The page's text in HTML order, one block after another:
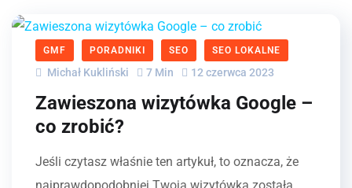
GMF PORADNIKI SEO SEO LOKALNE
Michał Kukliński 7 Min 12 czerwca 2023
Zawieszona wizytówka Google –
co zrobić?
Jeśli czytasz właśnie ten artykuł, to oznacza, że